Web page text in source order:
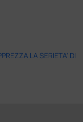
LA SERIETA' DI